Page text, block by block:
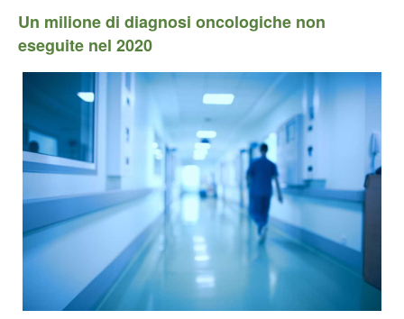
Un milione di diagnosi oncologiche non
eseguite nel 2020